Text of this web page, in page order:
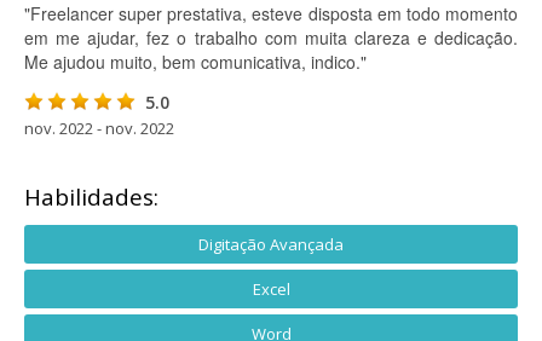
"Freelancer super prestativa, esteve disposta em todo momento
em me ajudar, fez o trabalho com muita clareza e dedicação.
Me ajudou muito, bem comunicativa, indico."
5.0
nov. 2022 - nov. 2022
Habilidades:
Digitação Avançada
Excel
Word